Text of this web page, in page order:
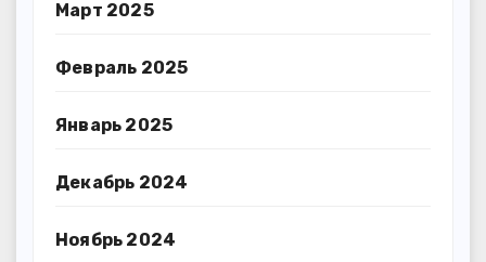
Март 2025
Февраль 2025
Январь 2025
Декабрь 2024
Ноябрь 2024